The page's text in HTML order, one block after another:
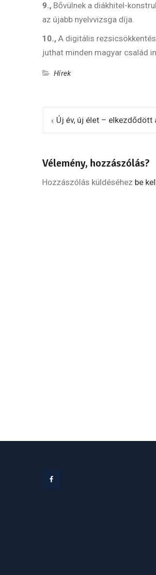
9., Bővülnek a diákhitel-
az újabb nyelvvizsga díja.
10., A digitális
juthat minden magyar család
Hírek
Bejegyzés
Új év, új élet – elkezdődött
Vélemény, hozzászólás?
Hozzászólás küldéséhez be